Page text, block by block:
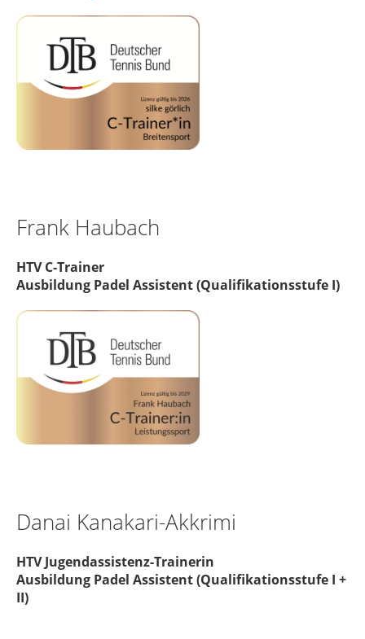
Frank Haubach
HTV C-Trainer
Ausbildung Padel Assistent (Qualifikationsstufe I)
Danai Kanakari-Akkrimi
HTV Jugendassistenz-Trainerin
Ausbildung Padel Assistent (Qualifikationsstufe I +
II)